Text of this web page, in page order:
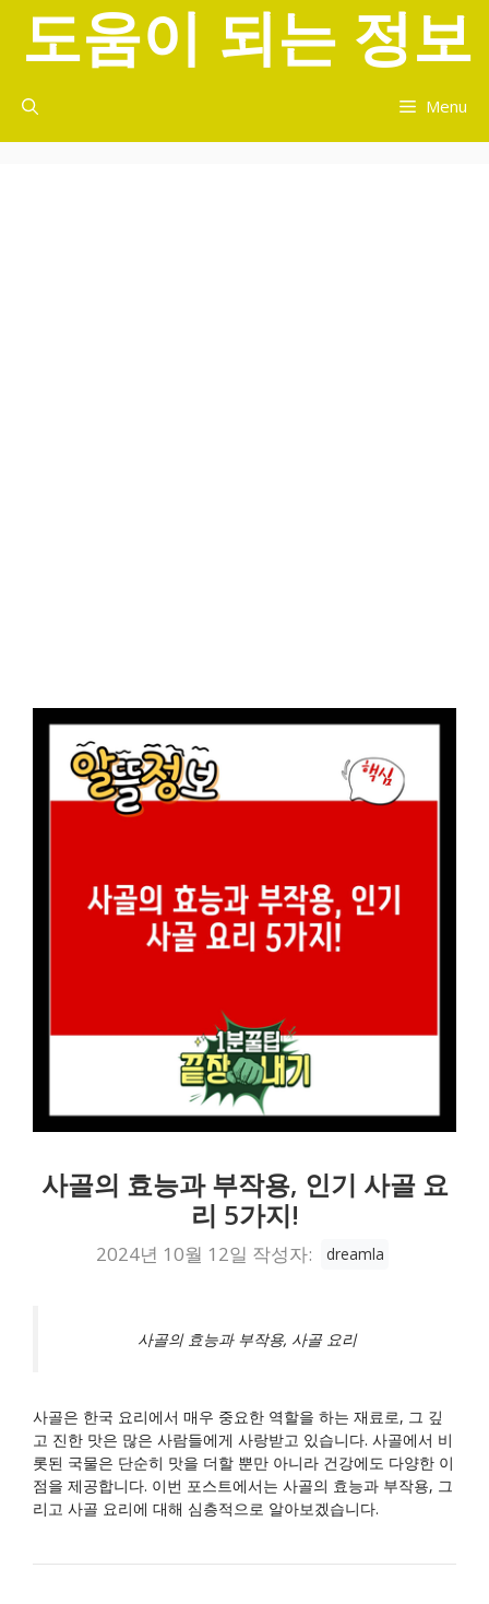
너
도움이 되는 정보
Menu
사골의 효능과 부작용, 인기 사골 요
리 5가지!
2024년 10월 12일 작성자: dreamla
사골의 효능과 부작용, 사골 요리
사골은 한국 요리에서 매우 중요한 역할을 하는 재료로, 그 깊
고 진한 맛은 많은 사람들에게 사랑받고 있습니다. 사골에서 비
롯된 국물은 단순히 맛을 더할 뿐만 아니라 건강에도 다양한 이
점을 제공합니다. 이번 포스트에서는 사골의 효능과 부작용, 그
리고 사골 요리에 대해 심층적으로 알아보겠습니다.